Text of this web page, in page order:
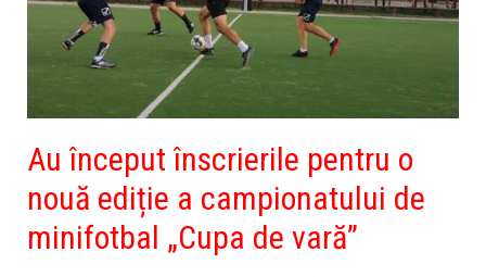
Au început înscrierile pentru o
nouă ediție a campionatului de
minifotbal „Cupa de vară”